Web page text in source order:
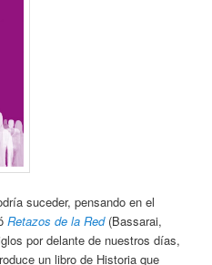
suceder, pensando en el
Retazos de la Red(Bassarai,
por delante de nuestros días,
un libro de Historia que